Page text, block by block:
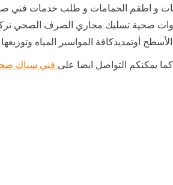
و اطقم الحمامات و طلب خدمات
جميع خدمات ادوات صحية تسليك مجاري
أوتمديدكافة المواسير المياه
يمكنكم التواصل ايضا على فني سباك